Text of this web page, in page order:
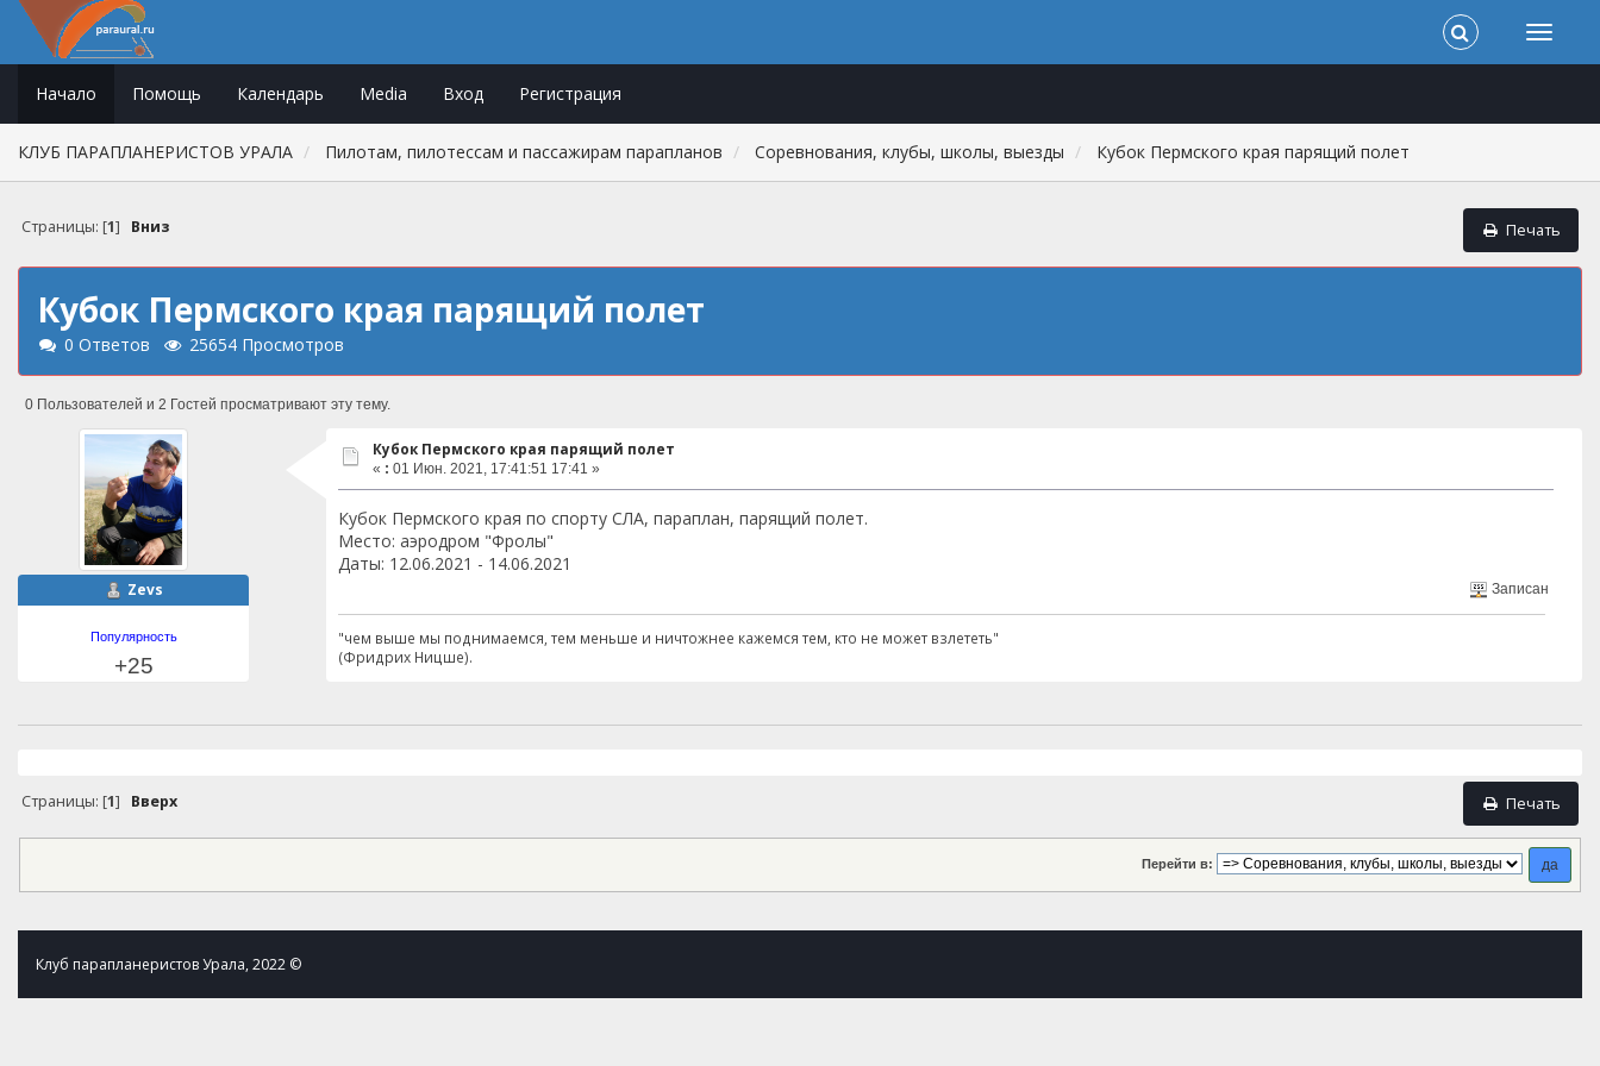
Начало Помощь Календарь Media Вход Регистрация
КЛУБ ПАРАПЛАНЕРИСТОВ УРАЛА Пилотам, пилотессам и пассажирам парапланов Соревнования, клубы, школы, выезды Кубок Пермского края парящий полет
Печать
Страницы: [1] Вниз
Кубок Пермского края парящий полет
0 Ответов 25654 Просмотров
0 Пользователей и 2 Гостей просматривают эту тему.
Zevs
Популярность
+25
Кубок Пермского края парящий полет
« : 01 Июн. 2021, 17:41:51 17:41 »
Кубок Пермского края по спорту СЛА, параплан, парящий полет.
Место: аэродром "Фролы"
Даты: 12.06.2021 - 14.06.2021
Записан
"чем выше мы поднимаемся, тем меньше и ничтожнее кажемся тем, кто не может взлететь"
(Фридрих Ницше).
Печать
Страницы: [1] Вверх
Перейти в:
Клуб парапланеристов Урала, 2022 ©